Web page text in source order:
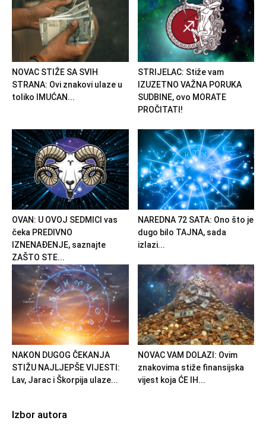
NOVAC STIŽE SA SVIH
STRANA: Ovi znakovi ulaze u
toliko IMUĆAN...
STRIJELAC: Stiže vam
IZUZETNO VAŽNA PORUKA
SUDBINE, ovo MORATE
PROČITATI!
OVAN: U OVOJ SEDMICI vas
čeka PREDIVNO
IZNENAĐENJE, saznajte
ZAŠTO STE...
NAREDNA 72 SATA: Ono što je
dugo bilo TAJNA, sada
izlazi...
NAKON DUGOG ČEKANJA
STIŽU NAJLJEPŠE VIJESTI:
Lav, Jarac i Škorpija ulaze...
NOVAC VAM DOLAZI: Ovim
znakovima stiže finansijska
vijest koja ĆE IH...
Izbor autora